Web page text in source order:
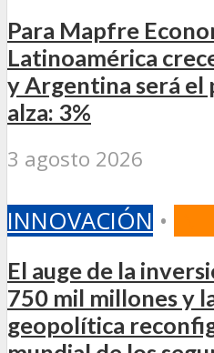
Para Mapfre
Latinoamérica
y Argentina será el
alza: 3%
3 agosto 2026
INNOVACIÓN •
El auge de la
750 mil millones y
geopolítica